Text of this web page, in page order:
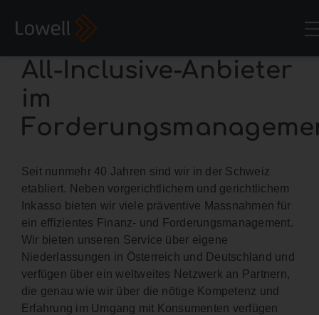
All-Inclusive-Anbieter
im
Seit nunmehr 40 Jahren sind wir in der Schweiz
etabliert. Neben vorgerichtlichem und gerichtlichem
Inkasso bieten wir viele präventive Massnahmen für
ein effizientes Finanz- und Forderungsmanagement.
Wir bieten unseren Service über eigene
Niederlassungen in Österreich und Deutschland und
verfügen über ein weltweites Netzwerk an Partnern,
die genau wie wir über die nötige Kompetenz und
Erfahrung im Umgang mit Konsumenten verfügen